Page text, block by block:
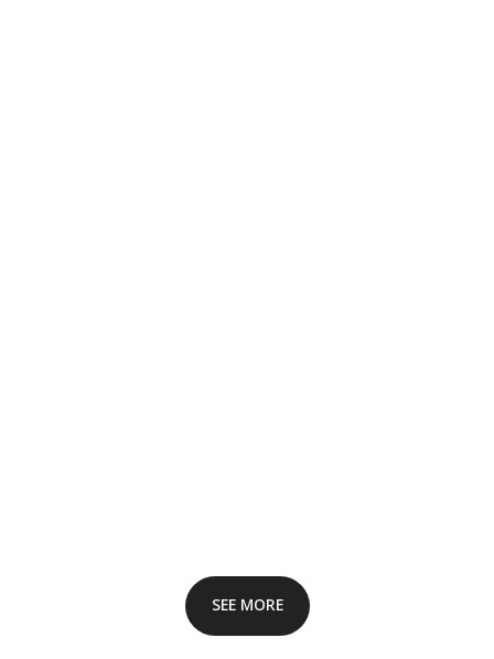
SEE MORE